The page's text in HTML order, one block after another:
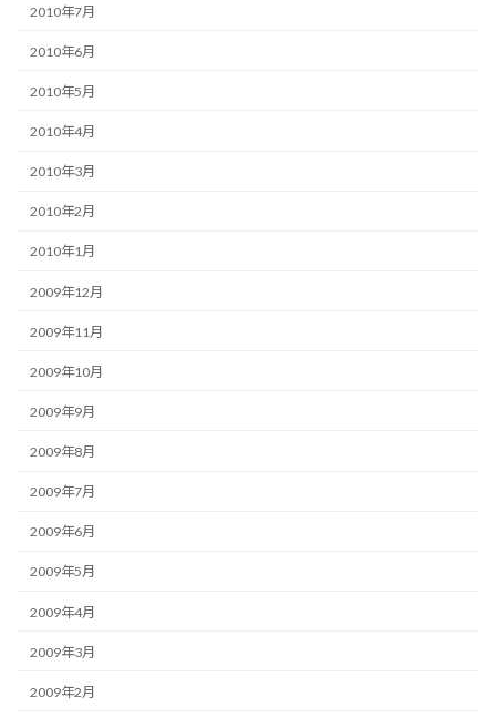
2010年7月
2010年6月
2010年5月
2010年4月
2010年3月
2010年2月
2010年1月
2009年12月
2009年11月
2009年10月
2009年9月
2009年8月
2009年7月
2009年6月
2009年5月
2009年4月
2009年3月
2009年2月